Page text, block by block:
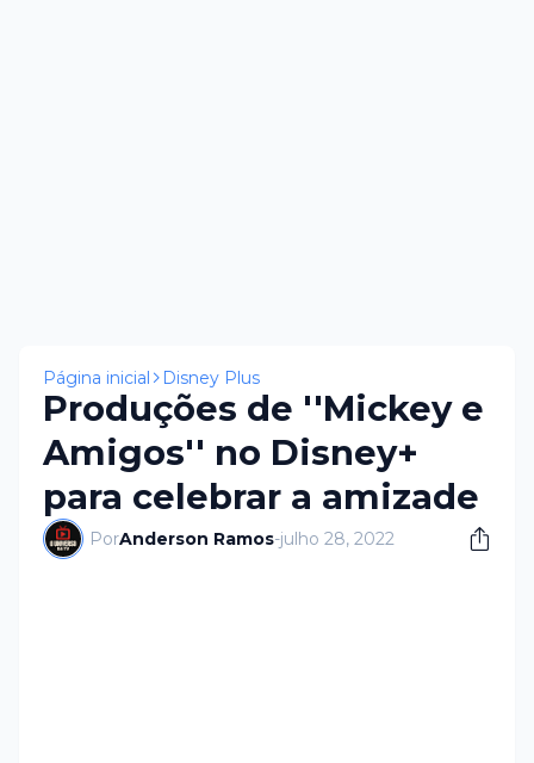
Página inicial Disney Plus
Produções de ''Mickey e
Amigos'' no Disney+
para celebrar a amizade
PorAnderson Ramos-julho 28, 2022